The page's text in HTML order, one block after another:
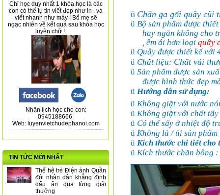
Chỉ học duy nhất 1 khóa học là các
con có thể tụ tin viết đẹp như in , và
viết nhanh như máy ! Bố mẹ sẽ
ngạc nhiên về kết quả sau khóa học
luyện chữ !
Nhận lịch học cho con:
0945188666
Web: luyenvietchudephanoi.com
TIN TỨC MỚI NHẤT
Thế hệ trẻ Điện ảnh Quân
đội nhân dân khẳng định
dấu ấn qua từng giải
thưởng
ü Chăn ga gối quây cũi
ü Bộ sản phẩm được
hay ngăn không cho
, êm ái hơn loại quây
ü Quây được thiết kế với
ü Chất liệu: Chất vải
ü Sản phẩm được sản
được hình thức đẹp
ü Hướng dẫn sử dụng:
ü Không giặt với nước
ü Không giặt với chất tẩy
ü Có thể sấy ở nhiệt độ
ü Không là / ủi sản phẩm
ü Kích thước chi tiết cho
ü Kích thước chăn bông :